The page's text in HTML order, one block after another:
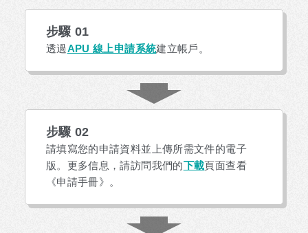
步驟 01
透過APU 線上申請系統建立帳戶。
步驟 02
請填寫您的申請資料並上傳所需文件的電子
版。更多信息，請訪問我們的下載頁面查看
《申請手冊》。